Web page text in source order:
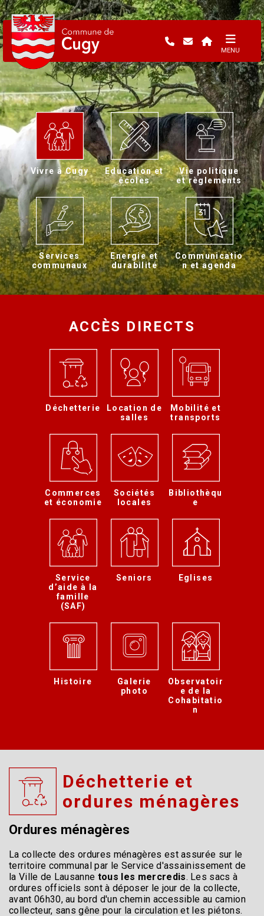
MENU
Vivre à Cugy
Education et
écoles
Vie politique
et règlements
Services
communaux
Energie et
durabilité
Communicatio
n et agenda
ACCÈS DIRECTS
Déchetterie
Location de
salles
Mobilité et
transports
Commerces
et économie
Sociétés
locales
Bibliothèqu
e
Service
d’aide à la
famille
(SAF)
Seniors Eglises
Histoire
Galerie
photo
Observatoir
e de la
Cohabitatio
n
Déchetterie et
ordures ménagères
Ordures ménagères
La collecte des ordures ménagères est assurée sur le
territoire communal par le Service d'assainissement de
la Ville de Lausanne tous les mercredis. Les sacs à
ordures officiels sont à déposer le jour de la collecte,
avant 06h30, au bord d'un chemin accessible au camion
collecteur, sans gêne pour la circulation et les piétons.